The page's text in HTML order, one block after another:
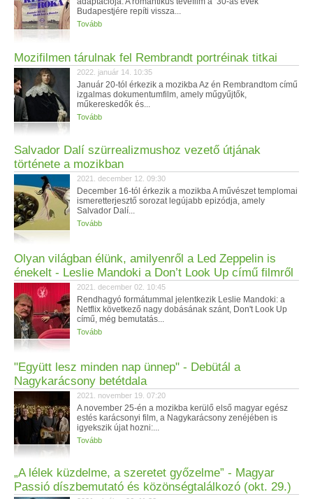
Budapestjére repíti vissza...
Tovább
Mozifilmen tárulnak fel Rembrandt portréinak titkai
2022. január 14. 10:35
Január 20-tól érkezik a mozikba Az én Rembrandtom című
izgalmas dokumentumfilm, amely műgyűjtők,
műkereskedők és...
Tovább
Salvador Dalí szürrealizmushoz vezető útjának
története a mozikban
2021. december 12. 09:30
December 16-tól érkezik a mozikba A művészet templomai
ismeretterjesztő sorozat legújabb epizódja, amely
Salvador Dalí...
Tovább
Olyan világban élünk, amilyenről a Led Zeppelin is
énekelt - Leslie Mandoki a Don’t Look Up című filmről
2021. december 02. 10:45
Rendhagyó formátummal jelentkezik Leslie Mandoki: a
Netflix következő nagy dobásának szánt, Don't Look Up
című, még bemutatás...
Tovább
"Együtt lesz minden nap ünnep" - Debütál a
Nagykarácsony betétdala
2021. november 19. 07:20
A november 25-én a mozikba kerülő első magyar egész
estés karácsonyi film, a Nagykarácsony zenéjében is
igyekszik újat hozni:...
Tovább
„A lélek küzdelme, a szeretet győzelme” - Magyar
Passió díszbemutató és közönségtalálkozó (okt. 29.)